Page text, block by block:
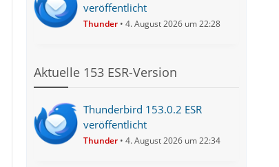
veröffentlicht
Thunder 4. August 2026 um 22:28
Aktuelle 153 ESR-Version
Thunderbird 153.0.2 ESR
veröffentlicht
Thunder 4. August 2026 um 22:34